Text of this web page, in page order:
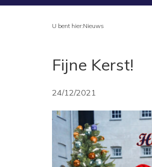
U bent hier:Nieuws
Fijne Kerst!
24/12/2021